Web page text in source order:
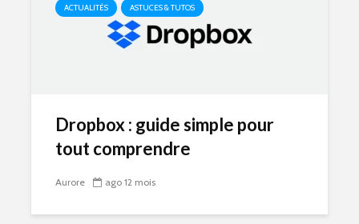
ACTUALITÉS ASTUCES & TUTOS
Dropbox : guide simple pour
tout comprendre
Aurore ago 12 mois